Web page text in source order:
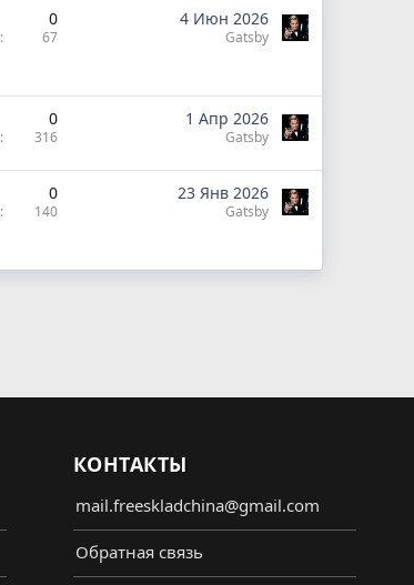
0
67
4 Июн 2026
Gatsby
0
316
1 Апр 2026
Gatsby
0
140
23 Янв 2026
Gatsby
КОНТАКТЫ
mail.freeskladchina@gmail.com
Обратная связь